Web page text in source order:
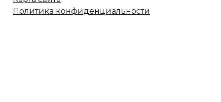
Политика конфиденциальности